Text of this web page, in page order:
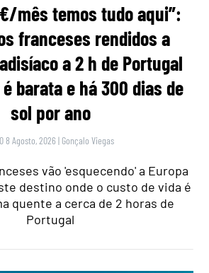
mês temos tudo aqui”:
franceses rendidos a
a 2 h de Portugal
barata e há 300 dias de
sol por ano
8 Agosto, 2026 | Gonçalo Viegas
vão 'esquecendo' a Europa
destino onde o custo de vida é
quente a cerca de 2 horas de
Portugal